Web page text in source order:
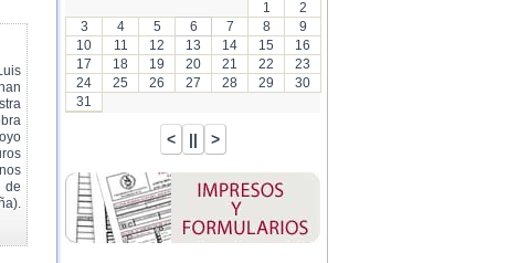
de
1
2
3
4 5 6 7 8
9
10
11 12 13 14 15
16
17
18 19 20 21 22
23
24
25 26 27 28 29
30
31